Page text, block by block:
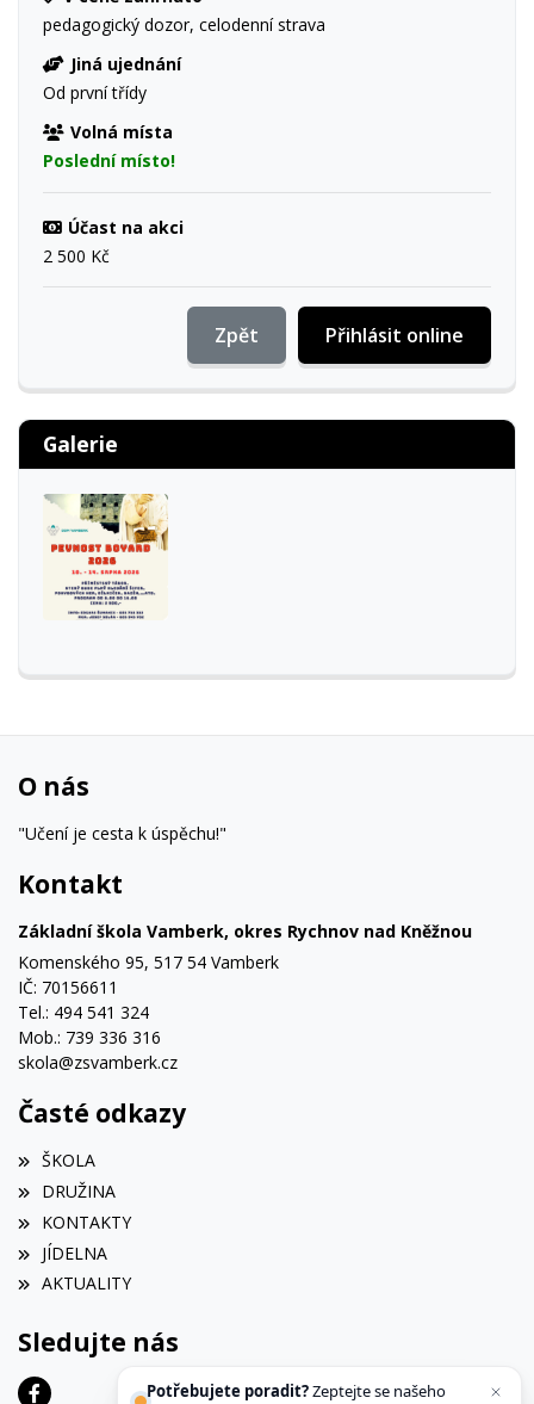
pedagogický dozor, celodenní strava
Jiná ujednání
Od první třídy
Volná místa
Poslední místo!
Účast na akci
2 500 Kč
Přihlásit online
Zpět
Galerie
O nás
"Učení je cesta k úspěchu!"
Kontakt
Základní škola Vamberk, okres Rychnov nad Kněžnou
Komenského 95, 517 54 Vamberk
IČ: 70156611
Tel.: 494 541 324
Mob.: 739 336 316
skola@zsvamberk.cz
Časté odkazy
ŠKOLA
DRUŽINA
KONTAKTY
JÍDELNA
AKTUALITY
Sledujte nás
Potřebujete poradit?Zeptejte se našeho